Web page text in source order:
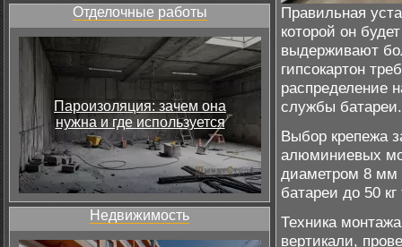
Отделочные работы
Пароизоляция: зачем она
нужна и где используется
Недвижимость
Правильная
которой он
выдерживают
гипсокартон
распределение
службы батареи.
Выбор крепежа
алюминиевых
диаметром 8 мм
батареи до 50
Техника
вертикали,